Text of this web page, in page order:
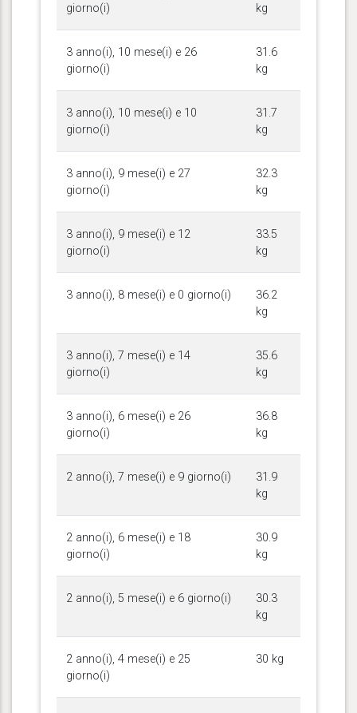
giorno(i)
kg
3 anno(i), 10 mese(i) e 26
giorno(i)
31.6
kg
3 anno(i), 10 mese(i) e 10
giorno(i)
31.7
kg
3 anno(i), 9 mese(i) e 27
giorno(i)
32.3
kg
3 anno(i), 9 mese(i) e 12
giorno(i)
33.5
kg
3 anno(i), 8 mese(i) e 0 giorno(i)
36.2
kg
3 anno(i), 7 mese(i) e 14
giorno(i)
35.6
kg
3 anno(i), 6 mese(i) e 26
giorno(i)
36.8
kg
2 anno(i), 7 mese(i) e 9 giorno(i)
31.9
kg
2 anno(i), 6 mese(i) e 18
giorno(i)
30.9
kg
2 anno(i), 5 mese(i) e 6 giorno(i)
30.3
kg
2 anno(i), 4 mese(i) e 25
giorno(i)
30 kg